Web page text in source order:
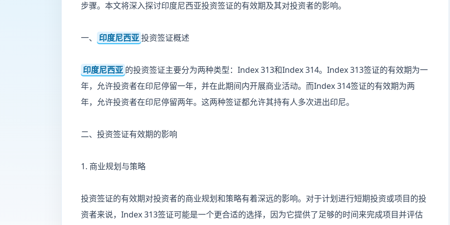
步骤。本文将深入探讨印度尼西亚投资签证的有效期及其对投资者的影响。
一、 印度尼西亚投资签证概述
印度尼西亚 的投资签证主要分为两种类型：Index 313和Index 314。Index 313签证的有效期为一
年，允许投资者在印尼停留一年，并在此期间内开展商业活动。而Index 314签证的有效期为两
年，允许投资者在印尼停留两年。这两种签证都允许其持有人多次进出印尼。
二、投资签证有效期的影响
1. 商业规划与策略
投资签证的有效期对投资者的商业规划和策略有着深远的影响。对于计划进行短期投资或项目的投
资者来说，Index 313签证可能是一个更合适的选择，因为它提供了足够的时间来完成项目并评估